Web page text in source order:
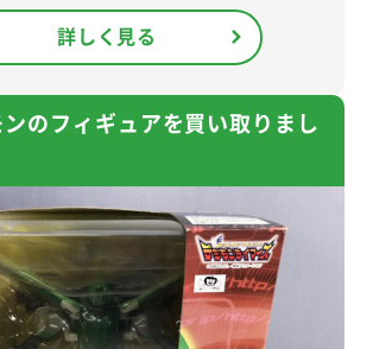
詳しく見る
のフィギュアを買い取りまし